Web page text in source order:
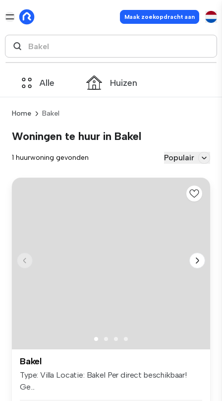
Maak zoekopdracht aan
Alle Huizen
Home Bakel
Woningen te huur in Bakel
1 huurwoning gevonden Populair
Bakel
Type: Villa Locatie: Bakel Per direct beschikbaar!
Ge...